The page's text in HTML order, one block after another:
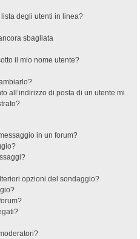
degli utenti in linea?
sbagliata
il mio nome utente?
all’indirizzo di posta di un utente mi
in un forum?
opzioni del sondaggio?